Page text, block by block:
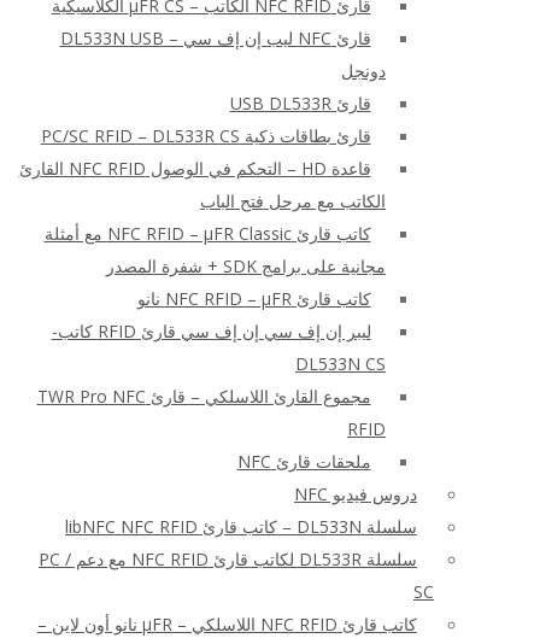
قارئ NFC RFID الكاتب – μFR CS الكلاسيكية
قارئ NFC ليب إن إف سي – DL533N USB
دونجل
قارئ USB DL533R
قارئ بطاقات ذكية PC/SC RFID – DL533R CS
قاعدة HD – التحكم في الوصول NFC RFID القارئ
الكاتب مع مرحل فتح الباب
كاتب قارئ NFC RFID – μFR Classic مع أمثلة
مجانية على برامج SDK + شفرة المصدر
كاتب قارئ NFC RFID – μFR نانو
ليبر إن إف سي إن إف سي قارئ RFID كاتب-
DL533N CS
مجموع القارئ اللاسلكي – قارئ TWR Pro NFC
RFID
ملحقات قارئ NFC
دروس فيديو NFC
سلسلة DL533N – كاتب قارئ libNFC NFC RFID
سلسلة DL533R لكاتب قارئ NFC RFID مع دعم PC /
SC
كاتب قارئ NFC RFID اللاسلكي – μFR نانو أون لاين –